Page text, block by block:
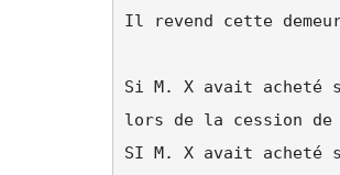
Il revend cette
Si M. X avait acheté
lors de la cession de
SI M. X avait